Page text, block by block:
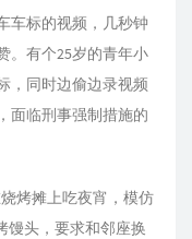
车标的视频，几秒钟
。有个25岁的青年小
，同时边偷边录视频
面临刑事强制措施的
烤摊上吃夜宵，模仿
馒头，要求和邻座换